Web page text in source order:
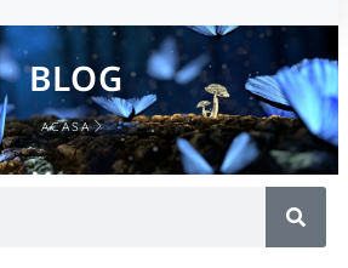
BLOG
ACASA